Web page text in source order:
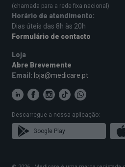
(chamada para a rede fixa nacional)
Horário de atendimento:
Dias úteis das 8h às 20h
Formulário de contacto
Loja
Abre Brevemente
Email: loja@medicare.pt
Descarregue a nossa aplicação:
Google Play